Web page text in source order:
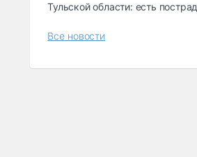
Тульской области: есть
Все новости